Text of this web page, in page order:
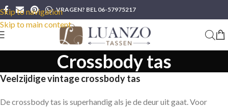
Skip to navigation
Skip to main content
VRAGEN? BEL 06-57975217
Crossbody tas
Veelzijdige vintage crossbody tas
De crossbody tas is superhandig als je de deur uit gaat. Voor